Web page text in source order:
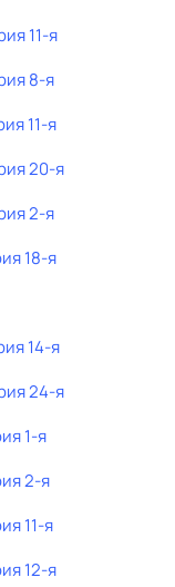
11-я
8-я
11-я
20-я
2-я
18-я
14-я
24-я
1-я
2-я
11-я
12-я